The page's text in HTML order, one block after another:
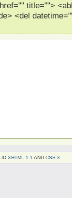
title="">
<del
XHTML 1.1 AND CSS 3